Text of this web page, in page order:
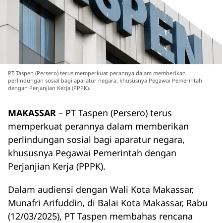
PT Taspen (Persero) terus memperkuat perannya dalam memberikan
perlindungan sosial bagi aparatur negara, khususnya Pegawai Pemerintah
dengan Perjanjian Kerja (PPPK).
MAKASSAR – PT Taspen (Persero) terus
memperkuat perannya dalam memberikan
perlindungan sosial bagi aparatur negara,
khususnya Pegawai Pemerintah dengan
Perjanjian Kerja (PPPK).
Dalam audiensi dengan Wali Kota Makassar,
Munafri Arifuddin, di Balai Kota Makassar, Rabu
(12/03/2025), PT Taspen membahas rencana